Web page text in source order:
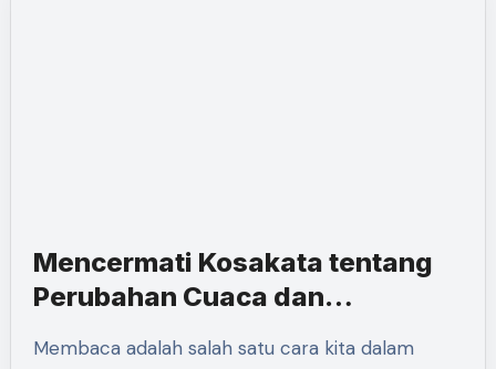
Mencermati Kosakata tentang
Perubahan Cuaca dan
Membaca adalah salah satu cara kita dalam